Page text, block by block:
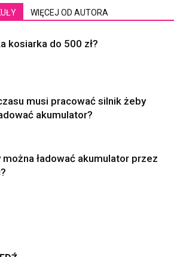
WIĘCEJ OD AUTORA
kosiarka do 500 zł?
musi pracować silnik żeby
akumulator?
można ładować akumulator przez